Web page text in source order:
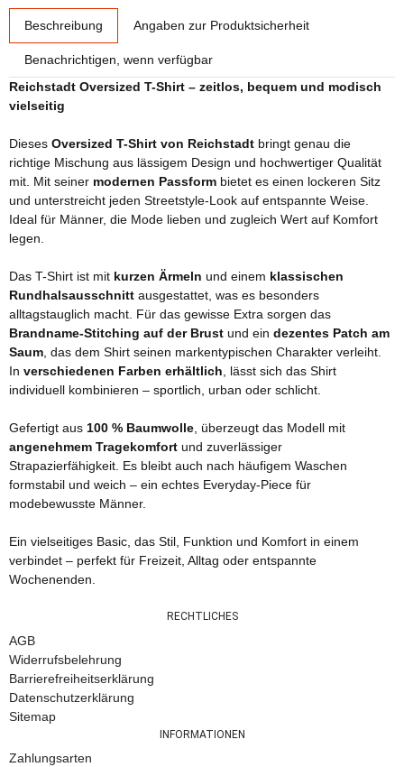
Beschreibung Angaben zur Produktsicherheit
Benachrichtigen, wenn verfügbar
Reichstadt Oversized T-Shirt – zeitlos, bequem und modisch
vielseitig
Dieses Oversized T-Shirt von Reichstadt bringt genau die
richtige Mischung aus lässigem Design und hochwertiger Qualität
mit. Mit seiner modernen Passform bietet es einen lockeren Sitz
und unterstreicht jeden Streetstyle-Look auf entspannte Weise.
Ideal für Männer, die Mode lieben und zugleich Wert auf Komfort
legen.
Das T-Shirt ist mit kurzen Ärmeln und einem klassischen
Rundhalsausschnitt ausgestattet, was es besonders
alltagstauglich macht. Für das gewisse Extra sorgen das
Brandname-Stitching auf der Brust und ein dezentes Patch am
Saum , das dem Shirt seinen markentypischen Charakter verleiht.
In verschiedenen Farben erhältlich , lässt sich das Shirt
individuell kombinieren – sportlich, urban oder schlicht.
Gefertigt aus 100 % Baumwolle , überzeugt das Modell mit
angenehmem Tragekomfort und zuverlässiger
Strapazierfähigkeit. Es bleibt auch nach häufigem Waschen
formstabil und weich – ein echtes Everyday-Piece für
modebewusste Männer.
Ein vielseitiges Basic, das Stil, Funktion und Komfort in einem
verbindet – perfekt für Freizeit, Alltag oder entspannte
Wochenenden.
RECHTLICHES
AGB
Widerrufsbelehrung
Barrierefreiheitserklärung
Datenschutzerklärung
Sitemap
INFORMATIONEN
Zahlungsarten